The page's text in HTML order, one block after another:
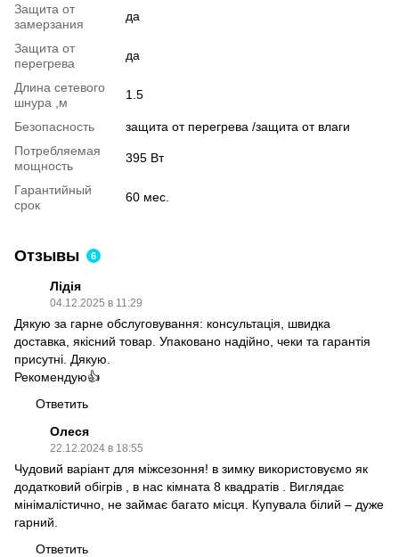
Защита от
замерзания
да
Защита от
перегрева
да
Длина сетевого
шнура ,м
1.5
Безопасность
защита от перегрева /защита от влаги
Потребляемая
мощность
395 Вт
Гарантийный
срок
60 мес.
Отзывы 6
Лідія
04.12.2025 в 11:29
Дякую за гарне обслуговування: консультація, швидка
доставка, якісний товар. Упаковано надійно, чеки та гарантія
присутні. Дякую.
Рекомендую👍
Ответить
Олеся
22.12.2024 в 18:55
Чудовий варіант для міжсезоння! в зимку використовуємо як
додатковий обігрів , в нас кімната 8 квадратів . Виглядає
мінімалістично, не займає багато місця. Купувала білий – дуже
гарний.
Ответить